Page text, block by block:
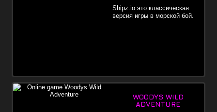
Shipz.io это классическая
версия игры в морской бой.
WOODYS WILD
ADVENTURE